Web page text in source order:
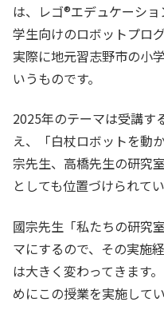
は、レゴ®エデュケーシ
学生向けのロボットプロ
実際に地元習志野市の小
いうものです。
2025年のテーマは受講す
え、「白杖ロボットを動
宗先生、高橋先生の研究
としても位置づけられてい
國宗先生「私たちの研究
マにするので、その実施
は大きく変わってきます
めにこの授業を実施してい